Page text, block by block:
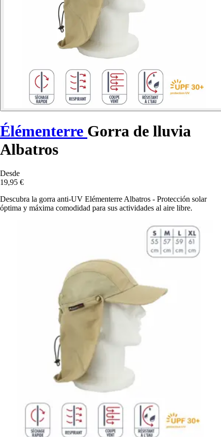
Élémenterre Gorra de lluvia
Albatros
Desde
19,95 €
Descubra la gorra anti-UV Elémenterre Albatros - Protección solar
óptima y máxima comodidad para sus actividades al aire libre.